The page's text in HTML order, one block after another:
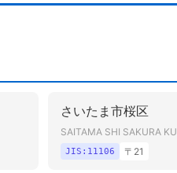
さいたま市桜区
SAITAMA SHI SAKURA KU
JIS: 11106 〒 21